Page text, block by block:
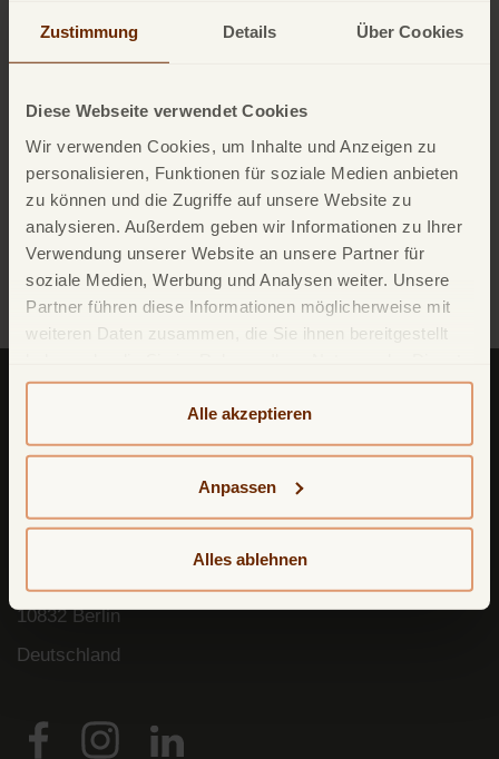
Zustimmung Details Über Cookies
Diese Webseite verwendet Cookies
Wir verwenden Cookies, um Inhalte und Anzeigen zu
personalisieren, Funktionen für soziale Medien anbieten
zu können und die Zugriffe auf unsere Website zu
analysieren. Außerdem geben wir Informationen zu Ihrer
Verwendung unserer Website an unsere Partner für
soziale Medien, Werbung und Analysen weiter. Unsere
Partner führen diese Informationen möglicherweise mit
weiteren Daten zusammen, die Sie ihnen bereitgestellt
gesammelt haben. Weitere detailliertere Informationen
finden Sie in unsererDatenschutzerklärung
Cookie-Policy. Das Impressum können Siehier
Alle akzeptieren
Anpassen
Alles ablehnen
Projekte wie
"PlayOnSide"und für die"Zelmerläw
& Björkman"-Stiftung ein.
Wir danken Ihnen für Ihr Vertrauen in uns und
freuen uns darauf, Ihnen weiterhin exzellente
Bankdienstleistungen und soziale Initiativen bieten
zu können. Denn bei TF Bank geht es nicht nur
um Wachstum, sondern auch darum, eine positive
Veränderung in der Welt zu bewirken. Wir freuen
uns, Sie als Kunden begrüßen zu dürfen.
Avarda
10832 Berlin
Deutschland